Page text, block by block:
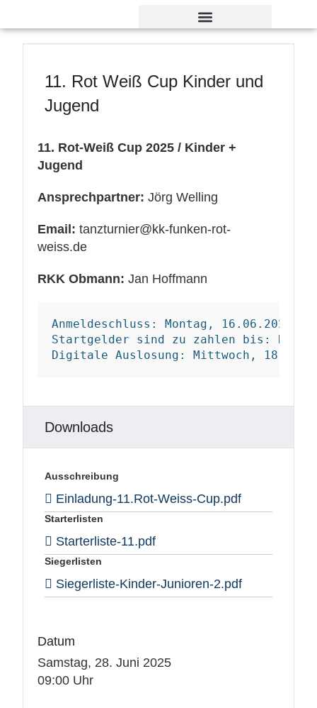
11. Rot Weiß Cup Kinder und
Jugend
11. Rot-Weiß Cup 2025 / Kinder +
Jugend
Ansprechpartner: Jörg Welling
Email: tanzturnier@kk-funken-rot-
weiss.de
RKK Obmann: Jan Hoffmann
Anmeldeschluss: Montag, 16.06.2025 -
Startgelder sind zu zahlen bis:
Digitale Auslosung: Mittwoch,
Downloads
Ausschreibung
Einladung-11.Rot-Weiss-Cup.pdf
Starterlisten
Starterliste-11.pdf
Siegerlisten
Siegerliste-Kinder-Junioren-2.pdf
Datum
Samstag, 28. Juni 2025
09:00 Uhr